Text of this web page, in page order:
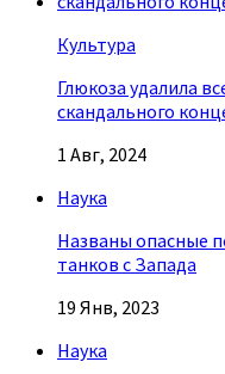
Культура
Глюкоза удалила
скандального
1 Авг, 2024
Наука
Названы опасные
танков с Запада
19 Янв, 2023
Наука